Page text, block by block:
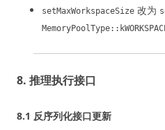
setMaxWorkspaceSize 改为
8. 推理执行接口
8.1 反序列化接口更新